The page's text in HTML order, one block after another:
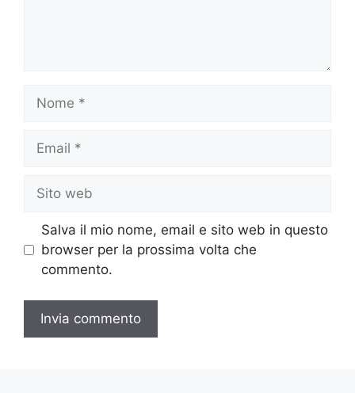
Nome
Email
Sito
web
Salva il mio nome, email e sito web in questo
browser per la prossima volta che
commento.